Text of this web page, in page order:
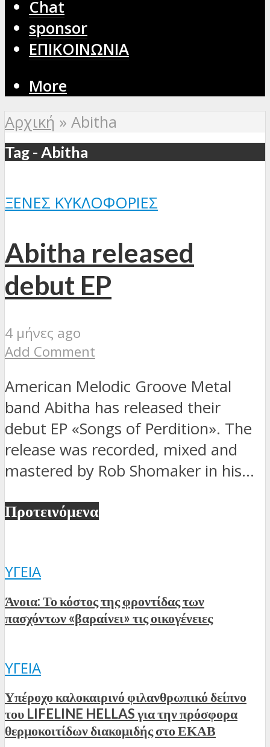
Chat
sponsor
ΕΠΙΚΟΙΝΩΝΙΑ
More
Αρχική » Abitha
Tag - Abitha
ΞΈΝΕΣ ΚΥΚΛΟΦΟΡΊΕΣ
Abitha released
debut EP
4 μήνες ago
Add Comment
American Melodic Groove Metal
band Abitha has released their
debut EP «Songs of Perdition». The
release was recorded, mixed and
mastered by Rob Shomaker in his...
Προτεινόμενα
ΥΓΕΊΑ
Άνοια: Το κόστος της φροντίδας των
πασχόντων «βαραίνει» τις οικογένειες
ΥΓΕΊΑ
Υπέροχο καλοκαιρινό φιλανθρωπικό δείπνο
του LIFELINE HELLAS για την πρόσφορα
θερμοκοιτίδων διακομιδής στο ΕΚΑΒ